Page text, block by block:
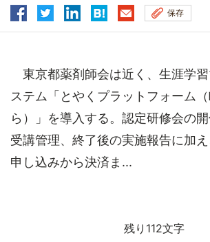
保存
東京都薬剤師会は近く、生涯学
ステム「とやくプラットフォーム
ら）」を導入する。認定研修会の
受講管理、終了後の実施報告に加
申し込みから決済ま...
残り112文字